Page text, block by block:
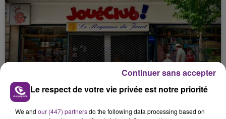
présente.
LE MAGASIN JOUÉCLUB DE REIMS FERME
SES PORTES
C'était l'une des institutions du centre-ville
rémois. Le magasin JouéClub est contraint de
Le respect de votre vie privée est notre priorité
We and our (447) partnersdo the following data processing based on
Continuer sans accepter